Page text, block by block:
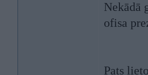
Nekādā
ofisa
Pats